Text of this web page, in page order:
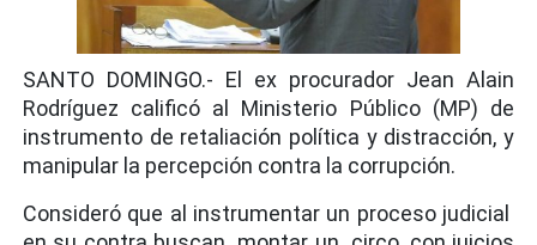
SANTO DOMINGO.- El ex procurador Jean Alain
Rodríguez calificó al Ministerio Público (MP) de
instrumento de retaliación política y distracción, y
manipular la percepción contra la corrupción.
Consideró que al instrumentar un proceso judicial